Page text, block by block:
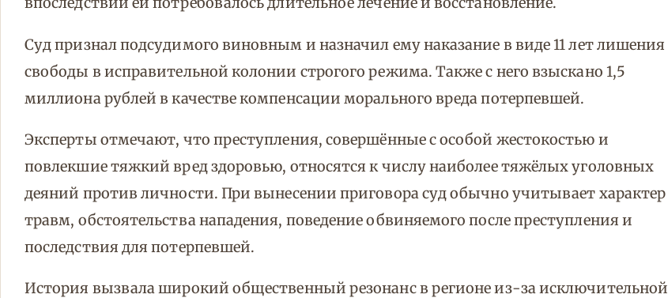
Суд признал подсудимого виновным и назначил ему наказание в виде 11 лет лишения
свободы в исправительной колонии строгого режима. Также с него взыскано 1,5
миллиона рублей в качестве компенсации морального вреда потерпевшей.
Эксперты отмечают, что преступления, совершённые с особой жестокостью и
повлекшие тяжкий вред здоровью, относятся к числу наиболее тяжёлых уголовных
деяний против личности. При вынесении приговора суд обычно учитывает характер
травм, обстоятельства нападения, поведение обвиняемого после преступления и
последствия для потерпевшей.
История вызвала широкий общественный резонанс в регионе из-за исключительной